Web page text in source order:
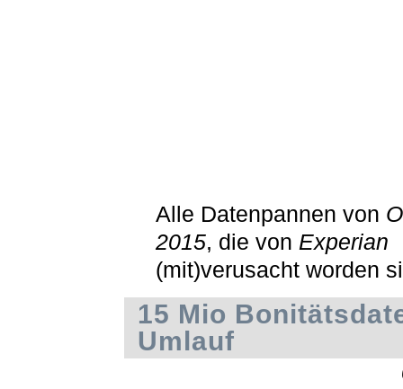
Alle Datenpannen von
2015, die von Experian
(mit)verusacht worden
15 Mio
Umlauf